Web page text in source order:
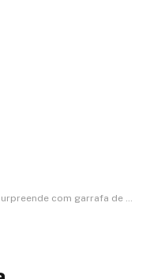
4,5L de vinho do Porto Especial que promete encantar